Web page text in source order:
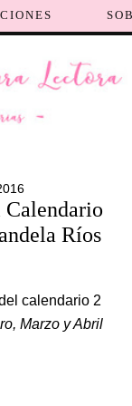
Calendario
Ríos
Marzo y Abril